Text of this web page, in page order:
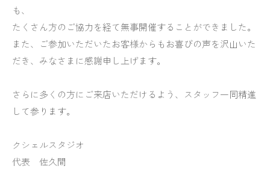
も、
たくさん方のご協力を経て無事開催することができました。
また、ご参加いただいたお客様からもお喜びの声を沢山いた
だき、みなさまに感謝申し上げます。
さらに多くの方にご来店いただけるよう、スタッフ一同精進
して参ります。
クシェルスタジオ
代表 佐久間